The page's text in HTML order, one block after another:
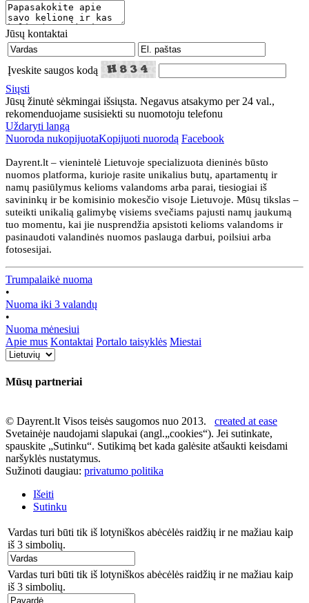
Jūsų kontaktai
Įveskite saugos kodą
Siųsti
Jūsų žinutė sėkmingai išsiųsta. Negavus atsakymo per 24 val.,
rekomenduojame susisiekti su nuomotoju telefonu
Uždaryti langą
Nuoroda nukopijuotaKopijuoti nuorodą Facebook
Dayrent.lt – vienintelė Lietuvoje specializuota dieninės būsto
nuomos platforma, kurioje rasite unikalius butų, apartamentų ir
namų pasiūlymus kelioms valandoms arba parai, tiesiogiai iš
savininkų ir be komisinio mokesčio visoje Lietuvoje. Mūsų tikslas –
suteikti unikalią galimybę visiems svečiams pajusti namų jaukumą
tuo momentu, kai jie nusprendžia apsistoti kelioms valandoms ir
pasinaudoti valandinės nuomos paslauga darbui, poilsiui arba
fotosesijai.
Trumpalaikė nuoma
•
Nuoma iki 3 valandų
•
Nuoma mėnesiui
Apie mus Kontaktai Portalo taisyklės Miestai
Mūsų partneriai
© Dayrent.lt Visos teisės saugomos nuo 2013. created at ease
Svetainėje naudojami slapukai (angl.„cookies“). Jei sutinkate,
spauskite „Sutinku“. Sutikimą bet kada galėsite atšaukti keisdami
naršyklės nustatymus.
Sužinoti daugiau: privatumo politika
Išeiti
Sutinku
Vardas turi būti tik iš lotyniškos abėcėlės raidžių ir ne mažiau kaip
iš 3 simbolių.
Vardas turi būti tik iš lotyniškos abėcėlės raidžių ir ne mažiau kaip
iš 3 simbolių.